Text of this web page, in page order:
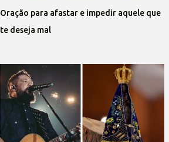
Oração para afastar e impedir aquele que
te deseja mal